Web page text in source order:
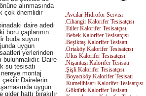
alınmasında
çok önemlidir
daire adedi
boru çaplarının
buda suyun
uygun
yerlerinden
Daire
su tesisatı
montaj
çekilir.Dairelerin
uygun
hattı bırakılır
.Avcılar Hidrofor Servisi
.Cihangir Kalorifer Tesisatçısı
.Etiler Kalorifer Tesisatçısı
.Bebek Kalorifer Tesisatçısı
.Beşiktaş Kalorifer Tesisatı
.Ortaköy Kalorifer Tesisatçısı
.Ulus Kalorifer Tesisatçısı
.Nişantaşı Kalorifer Tesisatı
.Şişli Kalorifer Tesisatçısı
.Boyacıköy Kalorifer Tesisatı
.Rumelihisarı Kalorifer Tesisatçısı
.Göktürk Kalorifer Tesisatı